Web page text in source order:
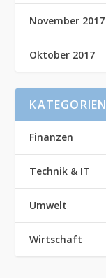
November 2017
Oktober 2017
KATEGORIEN
Finanzen
Technik & IT
Umwelt
Wirtschaft